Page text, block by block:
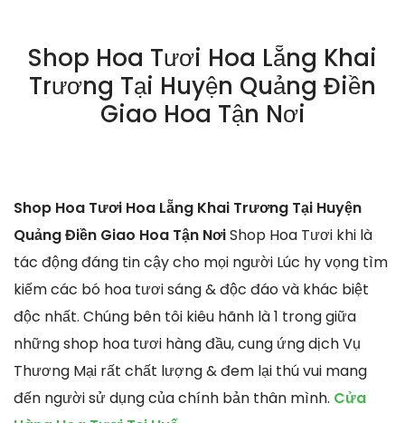
Shop Hoa Tươi Hoa Lẵng Khai
Trương Tại Huyện Quảng Điền
Giao Hoa Tận Nơi
Shop Hoa Tươi Hoa Lẵng Khai Trương Tại Huyện
Quảng Điền Giao Hoa Tận NơiShop Hoa Tươi khi là
tác động đáng tin cậy cho mọi người Lúc hy vọng tìm
kiếm các bó hoa tươi sáng & độc đáo và khác biệt
độc nhất. Chúng bên tôi kiêu hãnh là 1 trong giữa
những shop hoa tươi hàng đầu, cung ứng dịch Vụ
Thương Mại rất chất lượng & đem lại thú vui mang
đến người sử dụng của chính bản thân mình. Cửa